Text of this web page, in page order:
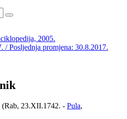
2005.
/ Posljednja promjena: 30.8.2017.
(Rab, 23.XII.1742. - Pula,